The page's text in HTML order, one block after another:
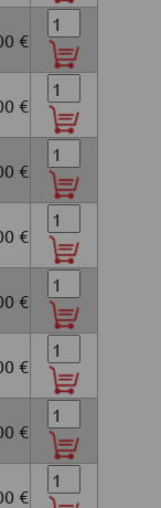
€
€
€
€
€
€
€
€